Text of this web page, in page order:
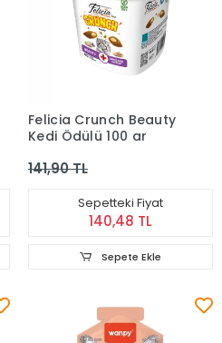
Felicia Crunch Beauty
Kedi Ödülü 100 gr
141,90 TL
Sepetteki Fiyat
140,48 TL
Sepete Ekle